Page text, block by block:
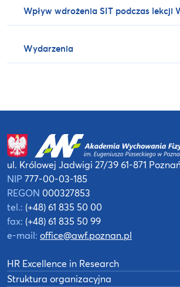
Wpływ wdrożenia SIT podczas lekcji
Wydarzenia
ul. Królowej Jadwigi 27/3961-871
NIP 777-00-03-185
REGON 000327853
tel.: (+48) 61 835 50 00
fax: (+48) 61 835 50 99
e-mail: office@awf.poznan.pl
HR Excellence in Research
Struktura organizacyjna